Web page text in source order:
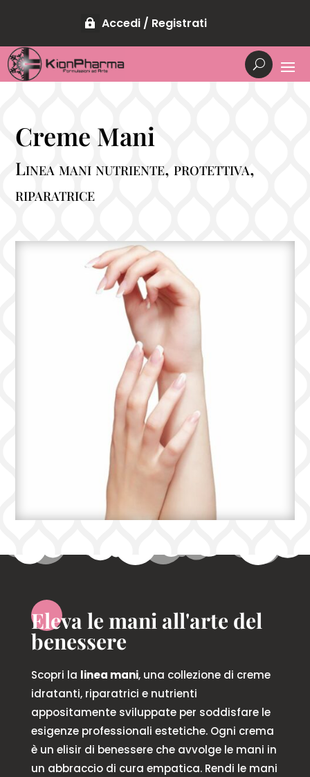
Accedi / Registrati
Creme Mani
Linea mani nutriente, protettiva,
riparatrice
Eleva le mani all'arte del
benessere
Scopri la linea mani, una collezione di creme
idratanti, riparatrici e nutrienti
appositamente sviluppate per soddisfare le
esigenze professionali estetiche. Ogni crema
è un elisir di benessere che avvolge le mani in
un abbraccio di cura empatica. Rendi le mani